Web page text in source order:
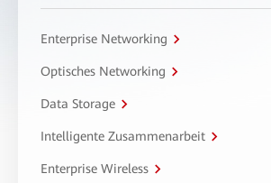
Enterprise Networking
Optisches Networking
Data Storage
Intelligente Zusammenarbeit
Enterprise Wireless